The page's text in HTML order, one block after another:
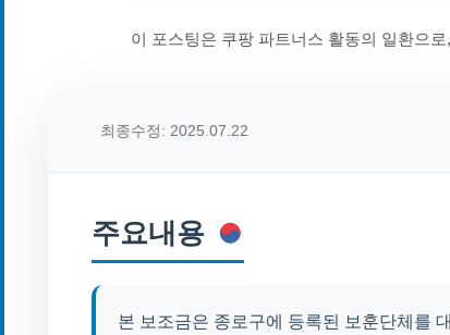
이 포스팅은 쿠팡 파트너스 활동의 일환으
최종수정: 2025.07.22
주요내용
본 보조금은 종로구에 등록된 보훈단체를